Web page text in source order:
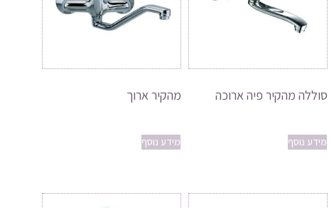
סוללה מהקיר פיה ארוכה
מידע נוסף
מהקיר ארוך
מידע נוסף